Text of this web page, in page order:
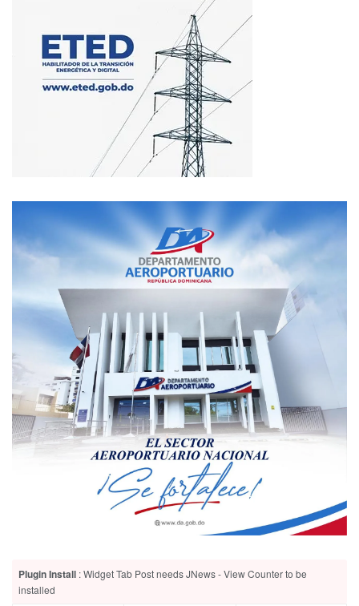
Plugin Install : Widget Tab Post needs JNews - View Counter to be
installed